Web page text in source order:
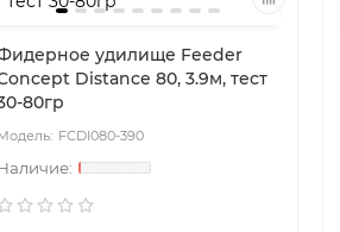
удилище Feeder
Distance 80, 3.9м, тест
80гр
FCDI080-390